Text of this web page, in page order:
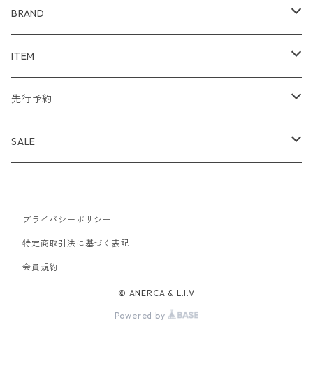
BRAND
WIND AND SEA
アウター
トップス
バッグ
NAISSANCE
アウター
ボトムス
bal
トップス
ボトムス
アウター
トップス
MAISON EUREKA
アウター
SON OF THE CHEESE
ITEM
アウター
トップス
ワンピース
バッグ
先行予約
TODAYFUL 2020 SUMMER
Uhr 2025 Autumn / Winter
Uhr 2025 SPRING / SUMMER
SALE
20%
30%
プライバシーポリシー
特定商取引法に基づく表記
会員規約
© ANERCA & L.I.V
Powered by